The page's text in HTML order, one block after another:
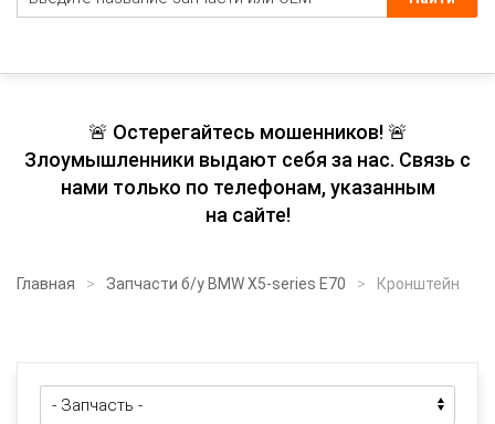
🚨 Остерегайтесь мошенников! 🚨
Злоумышленники выдают себя за нас. Связь с
нами только по телефонам, указанным
на сайте!
Главная Запчасти б/у BMW X5-series E70 Кронштейн